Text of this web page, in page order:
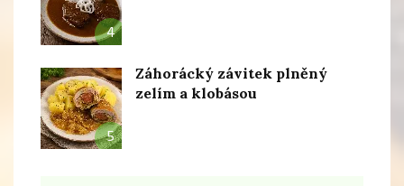
4
5
Záhorácký závitek plněný
zelím a klobásou